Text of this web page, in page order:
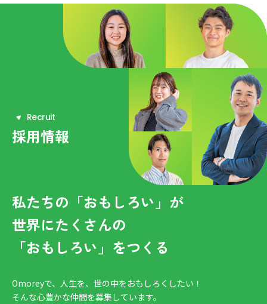
Recruit
採用情報
私たちの「おもしろい」が
世界にたくさんの
「おもしろい」をつくる
Omoreyで、人生を、世の中をおもしろくしたい！
そんな心豊かな仲間を募集しています。